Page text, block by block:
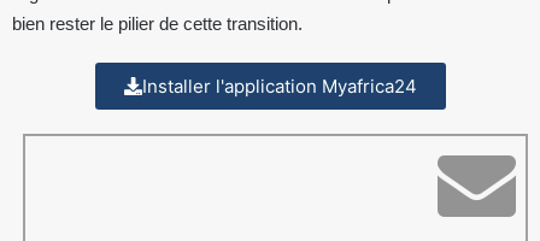
bien rester le pilier de cette transition.
Installer l'application Myafrica24